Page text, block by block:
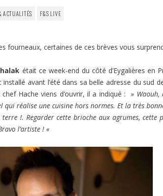
ACTUALITÉS F&S LIVE
fourneaux, certaines de ces brèves vous
était ce week-end du côté d’Eygalières en
installé avant l’été dans sa belle adresse du sud
Hache viens d’ouvrir, il a indiqué :
» Waouh,
qui réalise une cuisine hors normes. Et la très
!. Regarder cette brioche aux agrumes, cette
l’artiste ! «